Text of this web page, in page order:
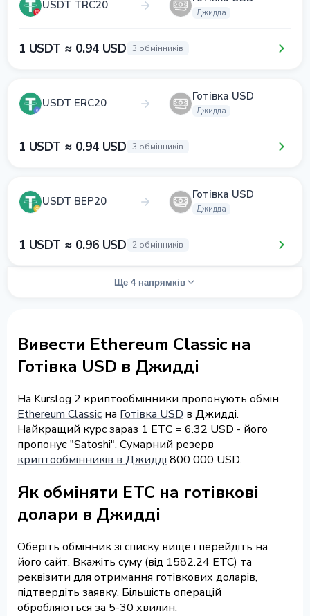
USDT TRC20
Джидда
1 USDT ≈ 0.94 USD 3 обмінників
USDT ERC20 Готівка USD
Джидда
1 USDT ≈ 0.94 USD 3 обмінників
USDT BEP20 Готівка USD
Джидда
1 USDT ≈ 0.96 USD 2 обмінників
Ще 4 напрямків
Вивести Ethereum Classic на
Готівка USD в Джидді
На Kurslog 2 криптообмінники пропонують обмін
Ethereum Classic на Готівка USD в Джидді.
Найкращий курс зараз 1 ETC = 6.32 USD - його
пропонує "Satoshi". Сумарний резерв
криптообмінників в Джидді 800 000 USD.
Як обміняти ETC на готівкові
долари в Джидді
Оберіть обмінник зі списку вище і перейдіть на
його сайт. Вкажіть суму (від 1582.24 ETC) та
реквізити для отримання готівкових доларів,
підтвердіть заявку. Більшість операцій
обробляються за 5-30 хвилин.